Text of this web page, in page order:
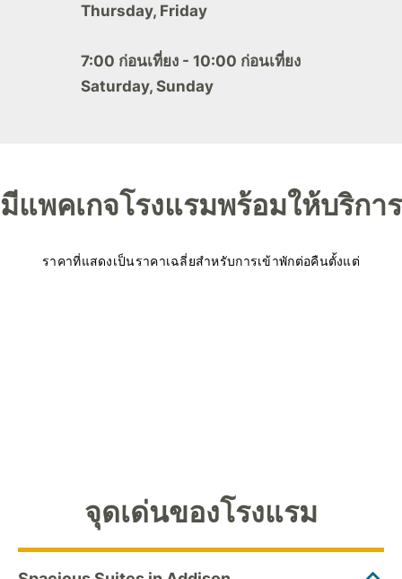
Thursday, Friday
7:00 ก่อนเที่ยง - 10:00 ก่อนเที่ยง
Saturday, Sunday
มีแพคเกจโรงแรมพร้อมให้บริการ
ราคาที่แสดงเป็นราคาเฉลี่ยสำหรับการเข้าพักต่อคืนตั้งแต่
จุดเด่นของโรงแรม